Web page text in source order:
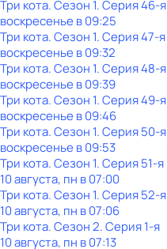
Три кота. Сезон 1. Серия 46-я
воскресенье в09:25
Три кота. Сезон 1. Серия 47-я
воскресенье в09:32
Три кота. Сезон 1. Серия 48-я
воскресенье в09:39
Три кота. Сезон 1. Серия 49-я
воскресенье в09:46
Три кота. Сезон 1. Серия 50-я
воскресенье в09:53
Три кота. Сезон 1. Серия 51-я
10 августа, пн в 07:00
Три кота. Сезон 1. Серия 52-я
10 августа, пн в 07:06
Три кота. Сезон 2. Серия 1-я
10 августа, пн в 07:13